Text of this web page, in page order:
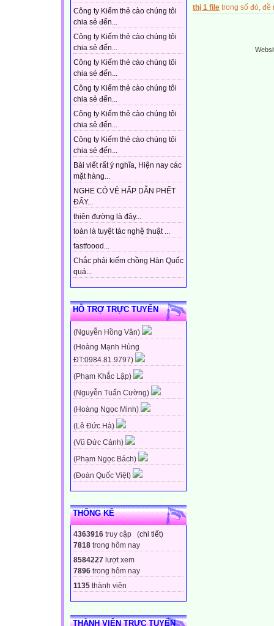
Công ty Kiếm thẻ cào chúng tôi
chia sẻ đến...
Công ty Kiếm thẻ cào chúng tôi
chia sẻ đến...
Công ty Kiếm thẻ cào chúng tôi
chia sẻ đến...
Công ty Kiếm thẻ cào chúng tôi
chia sẻ đến...
Công ty Kiếm thẻ cào chúng tôi
chia sẻ đến...
Công ty Kiếm thẻ cào chúng tôi
chia sẻ đến...
Bài viết rất ý nghĩa, Hiện nay các
mặt hàng...
NGHE CÓ VẺ HẤP DẪN PHẾT
ĐẤY...
thiên đường là đây...
toàn là tuyệt tác nghệ thuật ...
fastfoood...
Chắc phải kiếm chồng Hàn Quốc
quá...
HỖ TRỢ TRỰC TUYẾN
(Nguyễn Hồng Vân)
(Hoàng Mạnh Hùng
ĐT:0984.81.9797)
(Phạm Khắc Lập)
(Nguyễn Tuấn Cường)
(Hoàng Ngọc Minh)
(Lê Đức Hà)
(Vũ Đức Cảnh)
(Phạm Ngọc Bách)
(Đoàn Quốc Việt)
THỐNG KÊ
4363916 truy cập (chi tiết)
7818 trong hôm nay
8584227 lượt xem
7896 trong hôm nay
1135 thành viên
THÀNH VIÊN TRỰC TUYẾN
thị 1 file trong số đó, đề